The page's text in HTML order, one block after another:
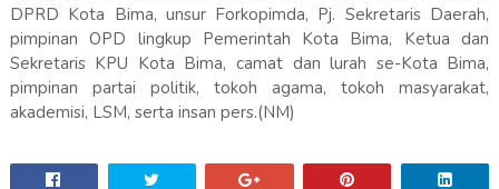
DPRD Kota Bima, unsur Forkopimda, Pj. Sekretaris Daerah,
pimpinan OPD lingkup Pemerintah Kota Bima, Ketua dan
Sekretaris KPU Kota Bima, camat dan lurah se-Kota Bima,
pimpinan partai politik, tokoh agama, tokoh masyarakat,
akademisi, LSM, serta insan pers.(NM)